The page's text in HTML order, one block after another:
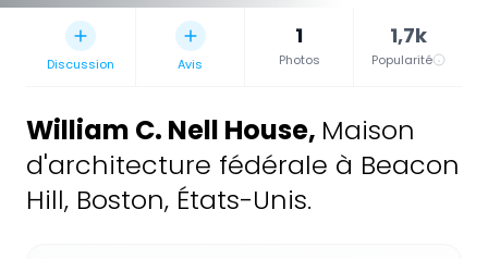
Discussion Avis
1
Photos
1,7k
Popularité
William C. Nell House, Maison
d'architecture fédérale à Beacon
Hill, Boston, États-Unis.